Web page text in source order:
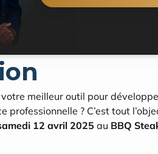
meilleur outil pour
professionnelle ? C’est tout
12 avril 2025 au BBQ